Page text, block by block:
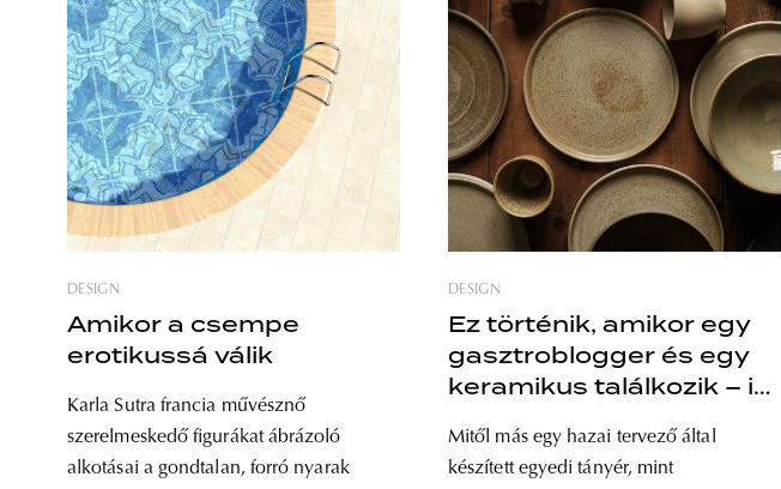
DESIGN
Amikor a csempe
erotikussá válik
Karla Sutra francia művésznő
szerelmeskedő figurákat ábrázoló
alkotásai a gondtalan, forró nyarak
DESIGN
Ez történik, amikor egy
gasztroblogger és egy
keramikus találkozik – itt
Mitől más egy hazai tervező által
készített egyedi tányér, mint